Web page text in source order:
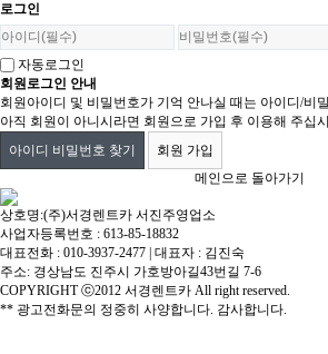
로그인
자동로그인
회원로그인 안내
회원아이디 및 비밀번호가 기억 안나실 때는 아이디/비
아직 회원이 아니시라면 회원으로 가입 후 이용해 주십
아이디 비밀번호 찾기
회원 가입
메인으로 돌아가기
상호명:(주)서경렌트카 서진주영업소
사업자등록번호 : 613-85-18832
대표전화 : 010-3937-2477 | 대표자 : 김진숙
주소: 경상남도 진주시 가호방아길43번길 7-6
COPYRIGHT ⓒ2012 서경렌트카 All right reserved.
** 광고전화문의 정중히 사양합니다. 감사합니다.